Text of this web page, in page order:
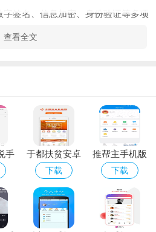
签名、信息加密、身份验证等多项
字身份解决方案。
还是Android系统，用户都可以轻松
正的跨平台兼容。
界领先的加密技术，为用户提供银
信息泄露。
多个平台和应用的数据互通，用户
管理自己的数字身份。
查看全文
手
卓
于都扶贫安卓
版下载_于都
扶贫手机版
app下载
下载
推帮主手机版
下载_推帮主
下载